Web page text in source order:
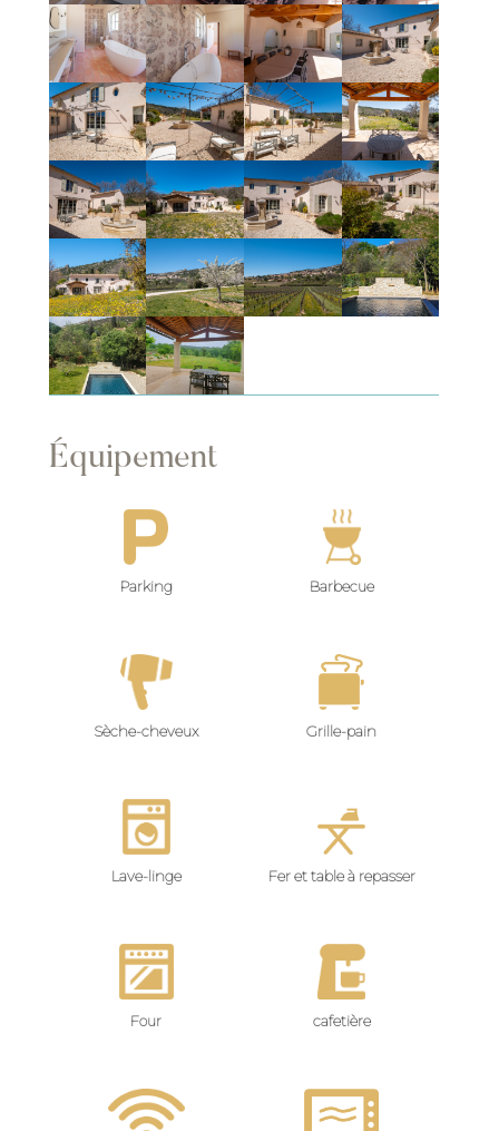
Équipement
Parking Barbecue
Sèche-cheveux Grille-pain
Lave-linge Fer et table à repasser
Four cafetière